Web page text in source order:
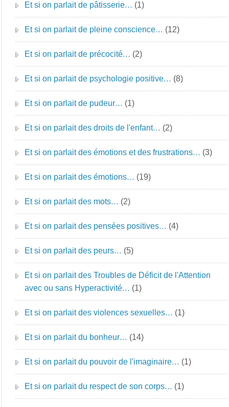
Et si on parlait de pâtisserie… (1)
Et si on parlait de pleine conscience… (12)
Et si on parlait de précocité… (2)
Et si on parlait de psychologie positive… (8)
Et si on parlait de pudeur… (1)
Et si on parlait des droits de l'enfant… (2)
Et si on parlait des émotions et des frustrations… (3)
Et si on parlait des émotions… (19)
Et si on parlait des mots… (2)
Et si on parlait des pensées positives… (4)
Et si on parlait des peurs… (5)
Et si on parlait des Troubles de Déficit de l'Attention
avec ou sans Hyperactivité… (1)
Et si on parlait des violences sexuelles… (1)
Et si on parlait du bonheur… (14)
Et si on parlait du pouvoir de l'imaginaire… (1)
Et si on parlait du respect de son corps… (1)